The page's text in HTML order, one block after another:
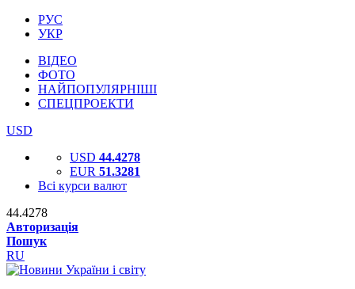
РУС
УКР
ВІДЕО
ФОТО
НАЙПОПУЛЯРНІШІ
СПЕЦПРОЕКТИ
USD
USD 44.4278
EUR 51.3281
Всі курси валют
44.4278
Авторизація
Пошук
RU